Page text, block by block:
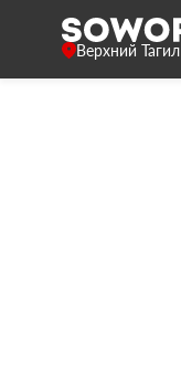
Верхний Тагил